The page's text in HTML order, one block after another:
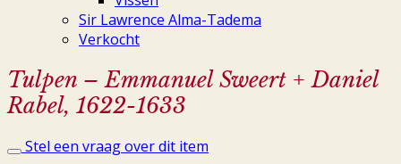
Sir Lawrence Alma-Tadema
Verkocht
Tulpen – Emmanuel Sweert + Daniel
Rabel, 1622-1633
Stel een vraag over dit item